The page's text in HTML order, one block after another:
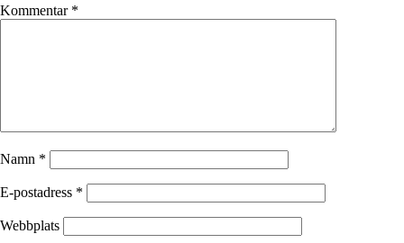
Kommentar *
Namn *
E-postadress *
Webbplats